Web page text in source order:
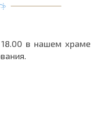
18.00 в нашем храме